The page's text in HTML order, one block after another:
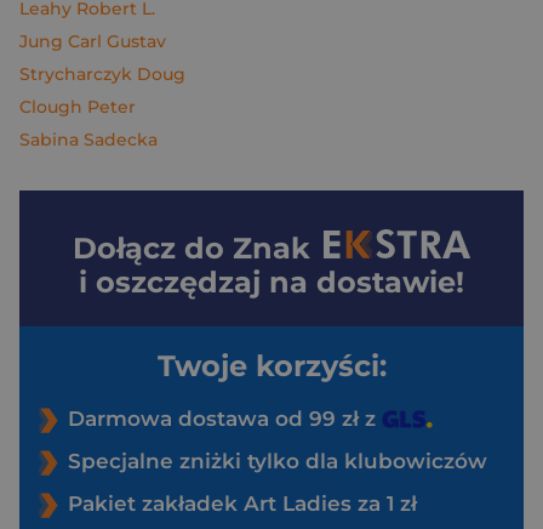
Leahy Robert L.
Jung Carl Gustav
Strycharczyk Doug
Clough Peter
Sabina Sadecka
Dołącz do Znak
i oszczędzaj na dostawie!
Twoje korzyści:
Darmowa dostawa od 99 zł z
Specjalne zniżki tylko dla klubowiczów
Pakiet zakładek Art Ladies za 1 zł